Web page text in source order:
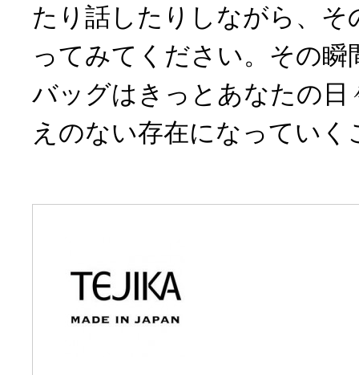
たり話したりしながら、そ
ってみてください。その瞬
バッグはきっとあなたの日
えのない存在になってい